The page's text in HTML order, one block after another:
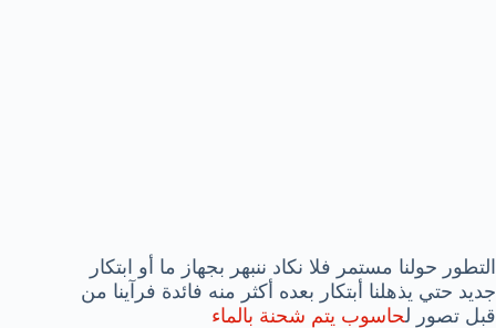
التطور حولنا مستمر فلا نكاد ننبهر بجهاز ما أو ابتكار
جديد حتي يذهلنا أبتكار بعده أكثر منه فائدة فرآينا من
قبل تصور لحاسوب يتم شحنة بالماء